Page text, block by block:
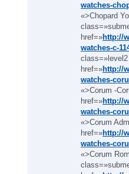
watches-
«>Chopard
href=»http://
watches-c-
href=»http://
watches-
«>Corum -
href=»http://
watches-
«>Corum
href=»http://
watches-
«>Corum